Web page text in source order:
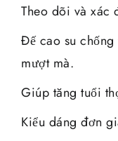
Theo dõi và xác
Đế cao su
mượt mà.
Giúp tăng tuổi
Kiểu dáng đơn